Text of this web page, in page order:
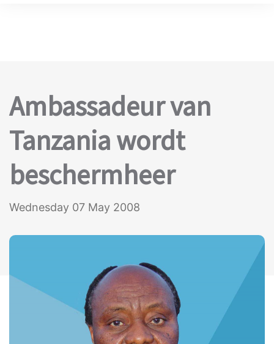
Ambassadeur van
Tanzania wordt
beschermheer
Wednesday 07 May 2008